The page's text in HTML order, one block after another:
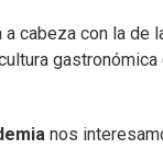
a cabeza con la de
nos